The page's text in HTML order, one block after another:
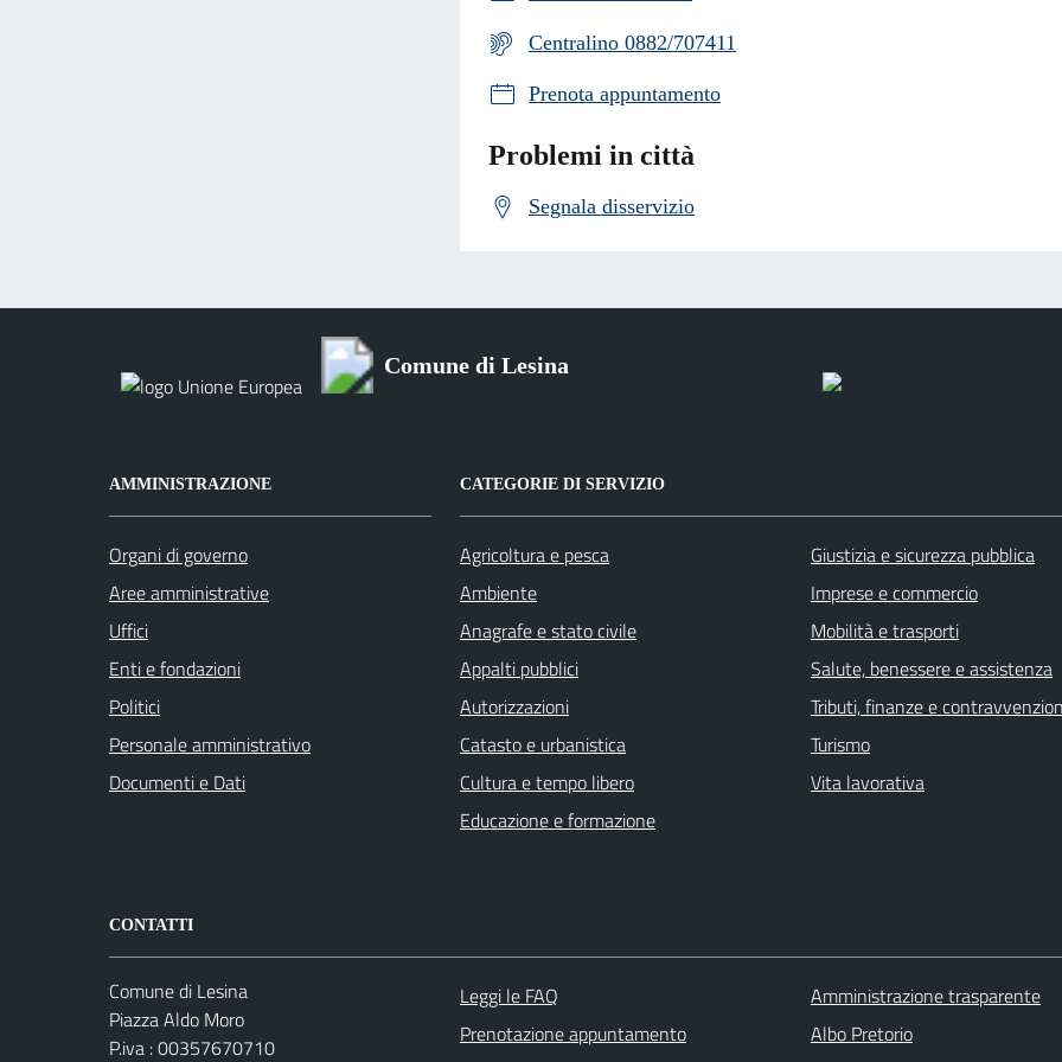
Centralino 0882/707411
Prenota appuntamento
Problemi in città
Segnala disservizio
Comune di Lesina
AMMINISTRAZIONE
Organi di governo
Aree amministrative
Uffici
Enti e fondazioni
Politici
Personale amministrativo
Documenti e Dati
CATEGORIE DI SERVIZIO
Agricoltura e pesca
Ambiente
Anagrafe e stato civile
Appalti pubblici
Autorizzazioni
Catasto e urbanistica
Cultura e tempo libero
Educazione e formazione
Giustizia e sicurezza pubblica
Imprese e commercio
Mobilità e trasporti
Salute, benessere e assistenza
Tributi, finanze e
Turismo
Vita lavorativa
CONTATTI
Comune di Lesina
Piazza Aldo Moro
P.iva : 00357670710
Leggi le FAQ
Prenotazione appuntamento
Amministrazione trasparente
Albo Pretorio